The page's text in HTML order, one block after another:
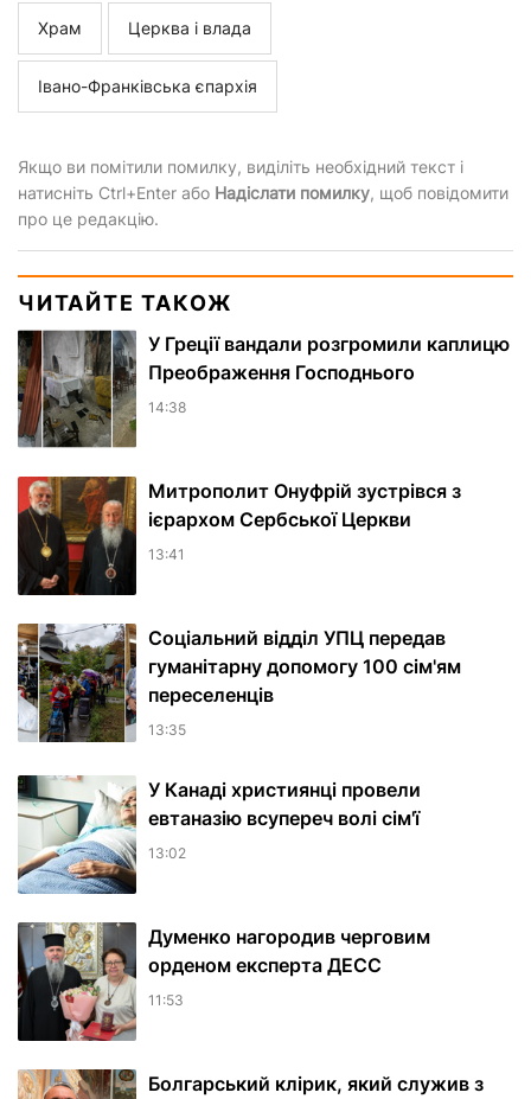
Храм Церква і влада
Івано-Франківська єпархія
Якщо ви помітили помилку, виділіть необхідний текст і
натисніть Ctrl+Enter або Надіслати помилку, щоб повідомити
про це редакцію.
ЧИТАЙТЕ ТАКОЖ
У Греції вандали розгромили каплицю
Преображення Господнього
14:38
Митрополит Онуфрій зустрівся з
ієрархом Сербської Церкви
13:41
Соціальний відділ УПЦ передав
гуманітарну допомогу 100 сім'ям
переселенців
13:35
У Канаді християнці провели
евтаназію всупереч волі сім'ї
13:02
Думенко нагородив черговим
орденом експерта ДЕСС
11:53
Болгарський клірик, який служив з